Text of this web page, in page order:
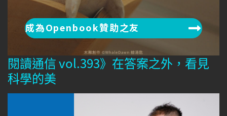
成為Openbook贊助之友
閱讀通信 vol.393》在答案之外，看見
科學的美